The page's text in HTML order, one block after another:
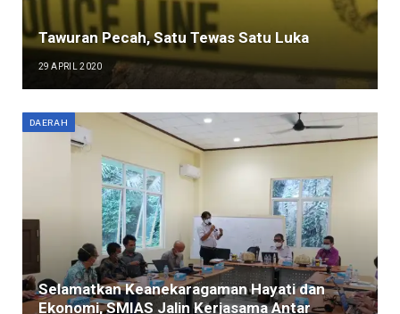
Tawuran Pecah, Satu Tewas Satu Luka
29 APRIL 2020
DAERAH
Selamatkan Keanekaragaman Hayati dan
Ekonomi, SMIAS Jalin Kerjasama Antar